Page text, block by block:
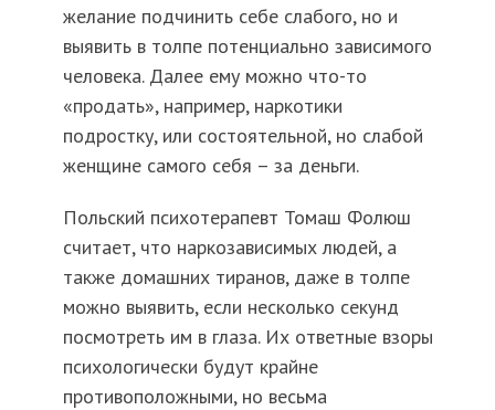
желание подчинить себе слабого, но и
выявить в толпе потенциально зависимого
человека. Далее ему можно что-то
«продать», например, наркотики
подростку, или состоятельной, но слабой
женщине самого себя – за деньги.
Польский психотерапевт Томаш Фолюш
считает, что наркозависимых людей, а
также домашних тиранов, даже в толпе
можно выявить, если несколько секунд
посмотреть им в глаза. Их ответные взоры
психологически будут крайне
противоположными, но весьма